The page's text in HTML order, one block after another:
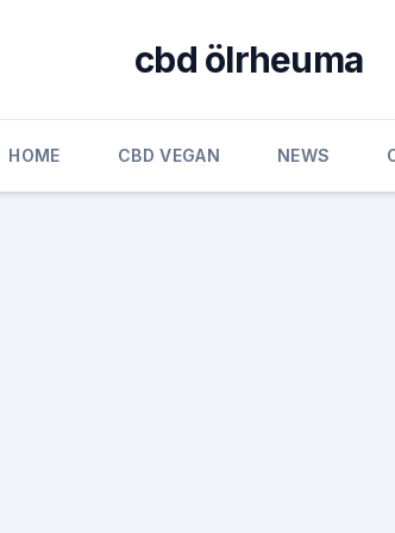
cbd ölrheuma
HOME CBD VEGAN NEWS